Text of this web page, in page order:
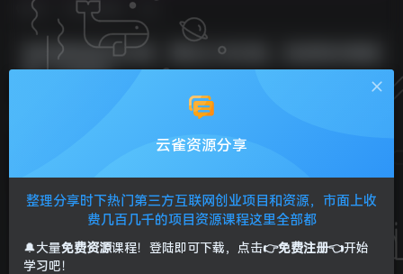
首页 VIP免费资源 正文
老总降低成本20讲，管住三本五效，完成低本高效
云雀资源分享
整理分享时下热门第三方互联网创业项目和资源，市面上收
费几百几千的项目资源课程这里全部都
🔔大量免费资源课程！登陆即可下载，点击👉免费注册👈开始
学习吧！